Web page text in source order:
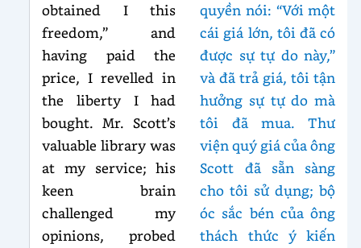
obtained I this
freedom,” and
having paid the
price, I revelled in
the liberty I had
bought. Mr. Scott’s
valuable library was
at my service; his
keen brain
challenged my
opinions, probed
quyền nói: “Với một
cái giá lớn, tôi đã có
được sự tự do này,”
và đã trả giá, tôi tận
hưởng sự tự do mà
tôi đã mua. Thư
viện quý giá của ông
Scott đã sẵn sàng
cho tôi sử dụng; bộ
óc sắc bén của ông
thách thức ý kiến